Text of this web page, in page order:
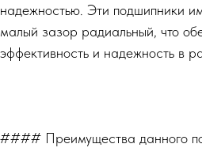
надежностью. Эти подшипники
малый зазор радиальный, что
эффективность и надежность в
#### Преимущества данного